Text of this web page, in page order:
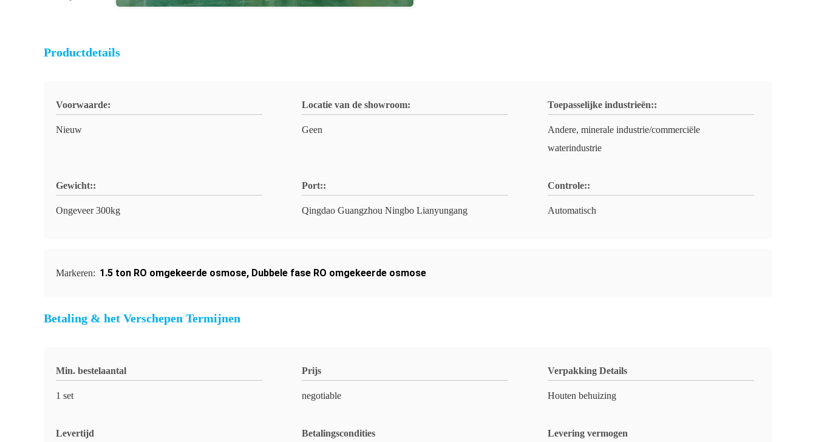
Productdetails
Voorwaarde:
Nieuw
Locatie van de showroom:
Geen
Toepasselijke industrieën::
Andere, minerale industrie/commerciële
waterindustrie
Gewicht::
Ongeveer 300kg
Port::
Qingdao Guangzhou Ningbo Lianyungang
Controle::
Automatisch
Markeren: 1.5 ton RO omgekeerde osmose, Dubbele fase RO omgekeerde osmose
Betaling & het Verschepen Termijnen
Min. bestelaantal
1 set
Prijs
negotiable
Verpakking Details
Houten behuizing
Levertijd Betalingscondities Levering vermogen